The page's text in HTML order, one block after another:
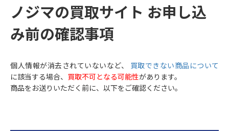
ノジマの買取サイト お申し込
み前の確認事項
個人情報が消去されていないなど、
買取できない商品について
に該当する場合、 買取不可となる可能性があります。
商品をお送りいただく前に、以下をご確認ください。